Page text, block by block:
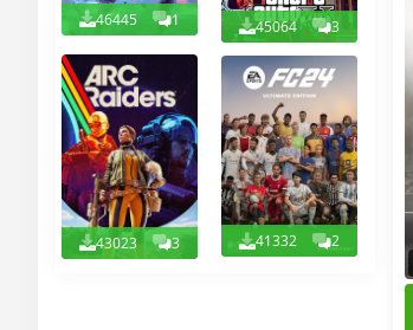
46445 1 45064 3
43023 3 41332 2